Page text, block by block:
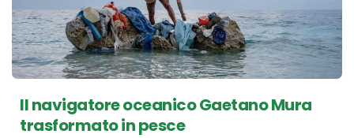
Il navigatore oceanico Gaetano Mura
trasformato in pesce